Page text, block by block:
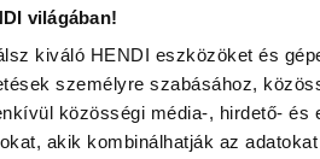
világában!
kiváló HENDI eszközöket és
személyre szabásához,
közösségi média-, hirdető- és
akik kombinálhatják az
Kitchen
– Kitchen Line –
– 2/8˚C –
mm - HENDI 232019
– -2/